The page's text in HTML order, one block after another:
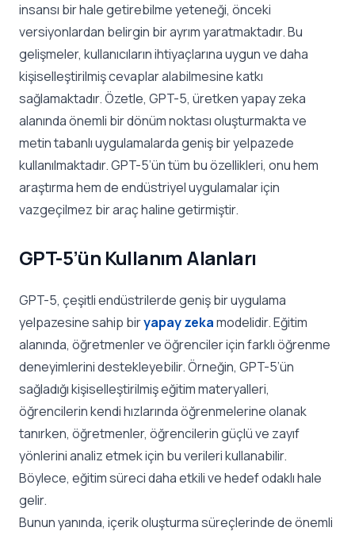
insansı bir hale getirebilme yeteneği, önceki
versiyonlardan belirgin bir ayrım yaratmaktadır. Bu
gelişmeler, kullanıcıların ihtiyaçlarına uygun ve daha
kişiselleştirilmiş cevaplar alabilmesine katkı
sağlamaktadır. Özetle, GPT-5, üretken yapay zeka
alanında önemli bir dönüm noktası oluşturmakta ve
metin tabanlı uygulamalarda geniş bir yelpazede
kullanılmaktadır. GPT-5’ün tüm bu özellikleri, onu hem
araştırma hem de endüstriyel uygulamalar için
vazgeçilmez bir araç haline getirmiştir.
GPT-5’ün Kullanım Alanları
GPT-5, çeşitli endüstrilerde geniş bir uygulama
yelpazesine sahip biryapay zekamodelidir. Eğitim
alanında, öğretmenler ve öğrenciler için farklı öğrenme
deneyimlerini destekleyebilir. Örneğin, GPT-5’ün
sağladığı kişiselleştirilmiş eğitim materyalleri,
öğrencilerin kendi hızlarında öğrenmelerine olanak
tanırken, öğretmenler, öğrencilerin güçlü ve zayıf
yönlerini analiz etmek için bu verileri kullanabilir.
Böylece, eğitim süreci daha etkili ve hedef odaklı hale
gelir.
Bunun yanında, içerik oluşturma süreçlerinde de önemli